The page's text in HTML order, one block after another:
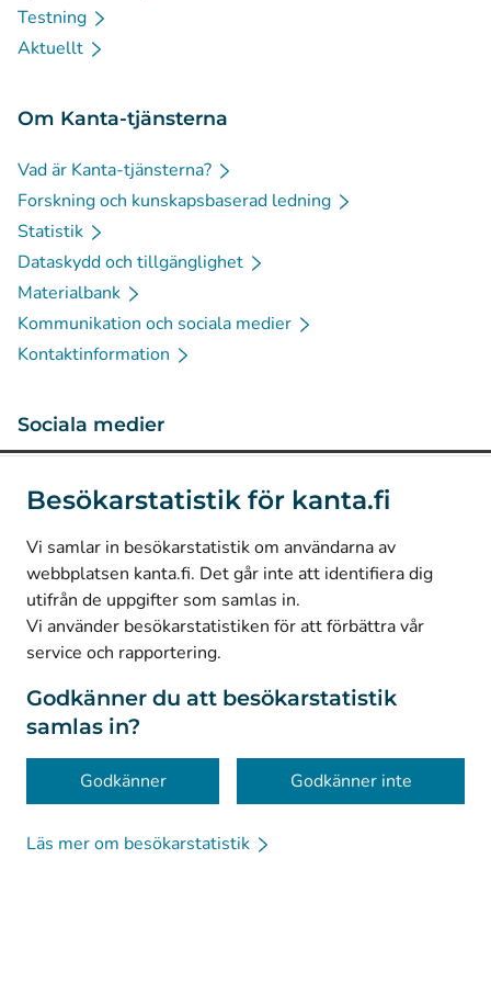
Besökarstatistik för kanta.fi
Vi samlar in besökarstatistik om användarna av
webbplatsen kanta.fi. Det går inte att identifiera dig
utifrån de uppgifter som samlas in.
Vi använder besökarstatistiken för att förbättra vår
service och rapportering.
Godkänner du att besökarstatistik
samlas in?
Godkänner Godkänner inte
Läs mer om besökarstatistik
Testning
Aktuellt
Om Kanta-tjänsterna
Vad är Kanta-tjänsterna?
Forskning och kunskapsbaserad ledning
Statistik
Dataskydd och tillgänglighet
Materialbank
Kommunikation och sociala medier
Kontaktinformation
Sociala medier
LinkedIn(Avautuu uuteen välilehteen)
Facebook
Avautuu uuteen välilehteen)
© Kanta-Palvelut, Kansaneläkelaitos
Dataskydd
Om webbplatsen
Tillgänglighet
Kakor